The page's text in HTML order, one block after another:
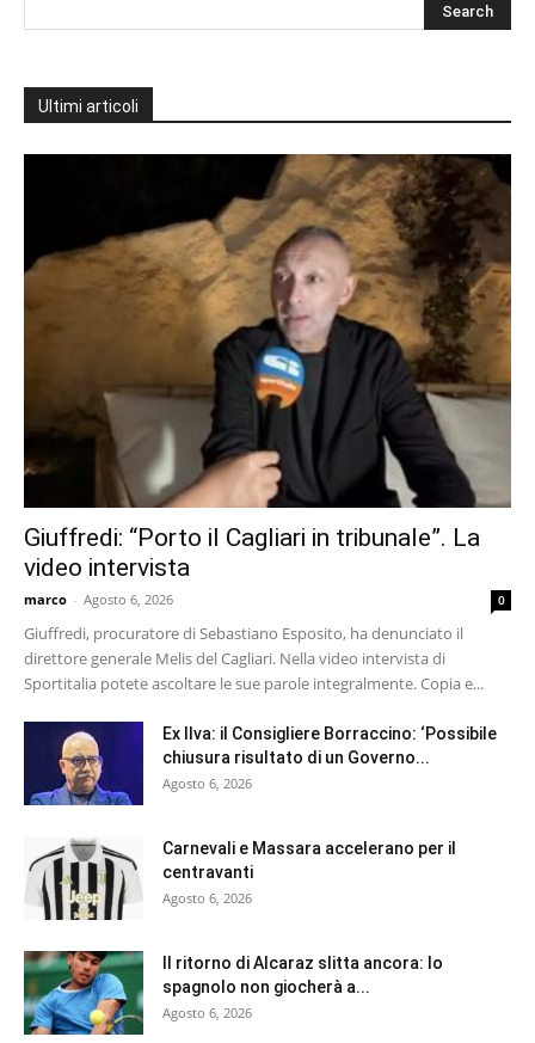
Ultimi articoli
Giuffredi: “Porto il Cagliari in tribunale”. La
video intervista
marco - Agosto 6, 2026 0
Giuffredi, procuratore di Sebastiano Esposito, ha denunciato il
direttore generale Melis del Cagliari. Nella video intervista di
Sportitalia potete ascoltare le sue parole integralmente. Copia e...
Ex Ilva: il Consigliere Borraccino: ‘Possibile
chiusura risultato di un Governo...
Agosto 6, 2026
Carnevali e Massara accelerano per il
centravanti
Agosto 6, 2026
Il ritorno di Alcaraz slitta ancora: lo
spagnolo non giocherà a...
Agosto 6, 2026